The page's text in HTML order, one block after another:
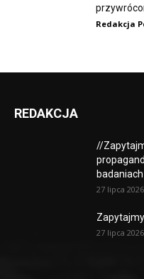
Redakcja
REDAKCJA
//
27 lipca 2026
27 lipca 2026